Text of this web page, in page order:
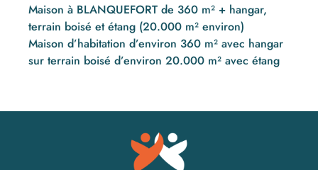
Maison à BLANQUEFORT de 360 m² + hangar,
terrain boisé et étang (20.000 m² environ)
Maison d’habitation d’environ 360 m² avec hangar
sur terrain boisé d’environ 20.000 m² avec étang